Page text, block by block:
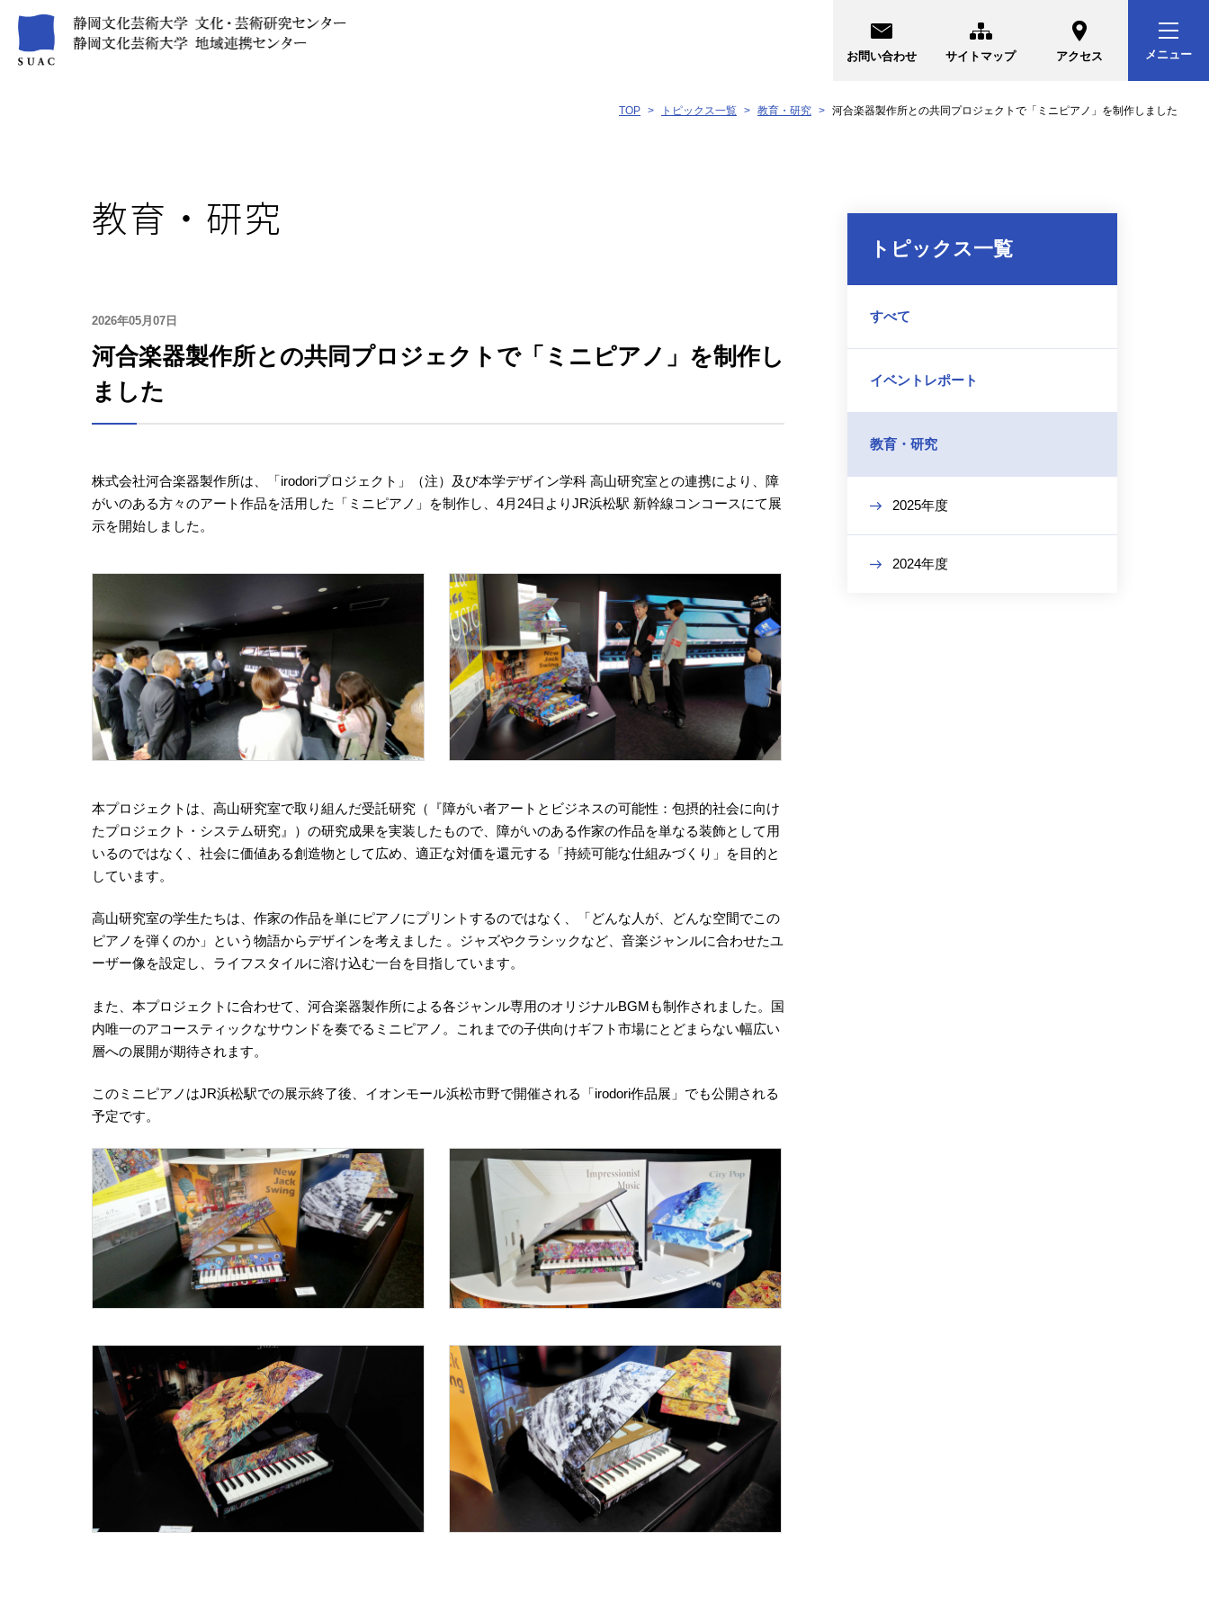
お問い合わせ サイトマップ アクセス メニュー
TOP トピックス一覧 教育・研究 河合楽器製作所との共同プロジェクトで「ミニピアノ」を制作しました
教育・研究
2026年05月07日
河合楽器製作所との共同プロジェクトで「ミニピアノ」を制作し
ました
株式会社河合楽器製作所は、「irodoriプロジェクト」（注）及び本学デザイン学科 高山研究室との連携により、障
がいのある方々のアート作品を活用した「ミニピアノ」を制作し、4月24日よりJR浜松駅 新幹線コンコースにて展
示を開始しました。
本プロジェクトは、高山研究室で取り組んだ受託研究（『障がい者アートとビジネスの可能性：包摂的社会に向け
たプロジェクト・システム研究』）の研究成果を実装したもので、障がいのある作家の作品を単なる装飾として用
いるのではなく、社会に価値ある創造物として広め、適正な対価を還元する「持続可能な仕組みづくり」を目的と
しています。
高山研究室の学生たちは、作家の作品を単にピアノにプリントするのではなく、「どんな人が、どんな空間でこの
ピアノを弾くのか」という物語からデザインを考えました 。ジャズやクラシックなど、音楽ジャンルに合わせたユ
ーザー像を設定し、ライフスタイルに溶け込む一台を目指しています。
また、本プロジェクトに合わせて、河合楽器製作所による各ジャンル専用のオリジナルBGMも制作されました。国
内唯一のアコースティックなサウンドを奏でるミニピアノ。これまでの子供向けギフト市場にとどまらない幅広い
層への展開が期待されます。
このミニピアノはJR浜松駅での展示終了後、イオンモール浜松市野で開催される「irodori作品展」でも公開される
予定です。
トピックス一覧
すべて
イベントレポート
教育・研究
2025年度
2024年度